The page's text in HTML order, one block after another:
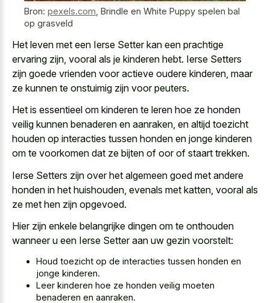
Bron: pexels.com, Brindle en White Puppy spelen bal
op grasveld
Het leven met een Ierse Setter kan een prachtige
ervaring zijn, vooral als je kinderen hebt. Ierse Setters
zijn goede vrienden voor actieve oudere kinderen , maar
ze kunnen te onstuimig zijn voor peuters.
Het is essentieel om kinderen te leren hoe ze honden
veilig kunnen benaderen en aanraken, en altijd toezicht
houden op interacties tussen honden en jonge kinderen
om te voorkomen dat ze bijten of oor of staart trekken.
Ierse Setters zijn over het algemeen goed met andere
honden in het huishouden, evenals met katten, vooral als
ze met hen zijn opgevoed.
Hier zijn enkele belangrijke dingen om te onthouden
wanneer u een Ierse Setter aan uw gezin voorstelt:
Houd toezicht op de interacties tussen honden en
jonge kinderen.
Leer kinderen hoe ze honden veilig moeten
benaderen en aanraken.